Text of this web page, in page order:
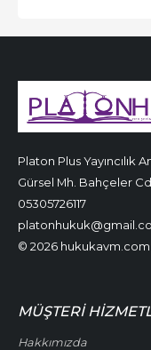
Platon Plus Yayıncılık
Gürsel Mh. Bahçeler
05305726117
© 2026 hukukavm.com
MÜŞTERI
Hakkımızda